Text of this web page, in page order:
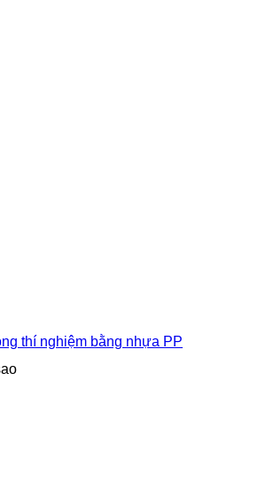
thí nghiệm bằng nhựa PP